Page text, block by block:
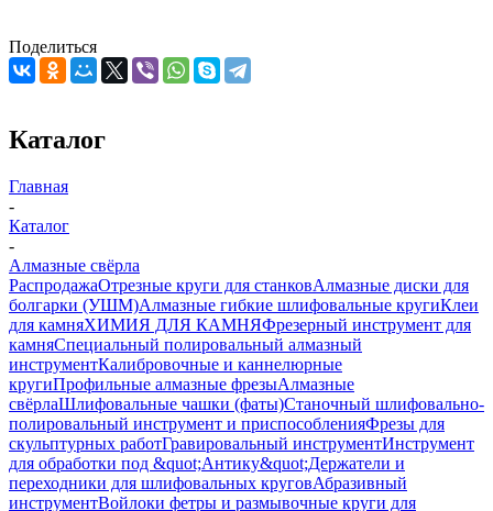
Поделиться
Каталог
Главная
-
Каталог
-
Алмазные свёрла
РаспродажаОтрезные круги для станковАлмазные диски для
болгарки (УШМ)Алмазные гибкие шлифовальные кругиКлеи
для камняХИМИЯ ДЛЯ КАМНЯФрезерный инструмент для
камняСпециальный полировальный алмазный
инструментКалибровочные и каннелюрные
кругиПрофильные алмазные фрезыАлмазные
свёрлаШлифовальные чашки (фаты)Станочный шлифовально-
полировальный инструмент и приспособленияФрезы для
скульптурных работГравировальный инструментИнструмент
для обработки под &quot;Антику&quot;Держатели и
переходники для шлифовальных круговАбразивный
инструментВойлоки фетры и размывочные круги для